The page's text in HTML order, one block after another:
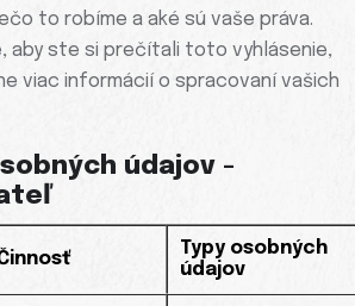
to robíme a aké sú vaše práva.
aby ste si prečítali toto vyhlásenie,
viac informácií o spracovaní vašich
údajov -
Typy osobných
údajov